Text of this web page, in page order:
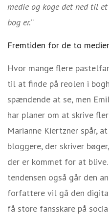
medie og koge det ned til et
bog er.”
Fremtiden for de to medier
Hvor mange flere
til at finde på reolen i
spændende at se, men
har planer om at skrive
Marianne Kiertzner spår,
bloggere, der skriver
der er kommet for at
tendensen også går den
forfattere vil gå den
få store fansskare på